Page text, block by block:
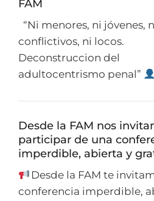
FAM
“Ni menores, ni jóvenes,
conflictivos, ni locos.
Deconstruccion del
adultocentrismo penal”
Desde la FAM nos
participar de una
imperdible, abierta y
Desde la FAM te
conferencia imperdible,